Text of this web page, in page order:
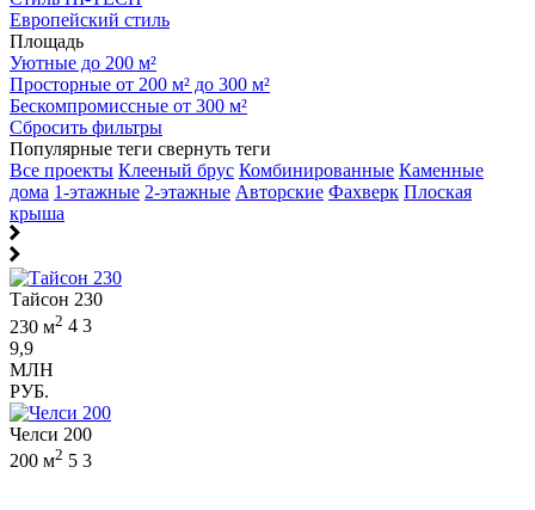
Европейский стиль
Площадь
Уютные до 200 м²
Просторные от 200 м² до 300 м²
Бескомпромиссные от 300 м²
Сбросить фильтры
Популярные теги свернуть теги
Все проекты Клееный брус Комбинированные Каменные
дома 1-этажные 2-этажные Авторские Фахверк Плоская
крыша
Тайсон 230
230 м2 4 3
9,9
МЛН
РУБ.
Челси 200
200 м2 5 3